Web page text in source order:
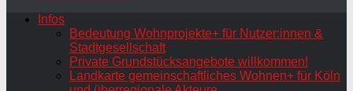
Infos
Bedeutung Wohnprojekte+ für Nutzer:innen &
Stadtgesellschaft
Private Grundstücksangebote willkommen!
Landkarte gemeinschaftliches Wohnen+ für Köln